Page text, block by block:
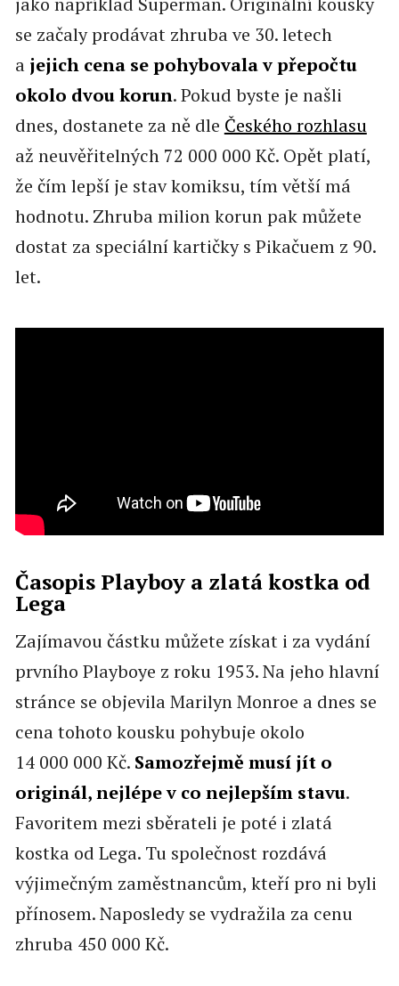
se začaly prodávat zhruba ve 30. letech
a jejich cena se pohybovala v přepočtu
okolo dvou korun. Pokud byste je našli
dnes, dostanete za ně dle Českého rozhlasu
až neuvěřitelných 72 000 000 Kč. Opět platí,
že čím lepší je stav komiksu, tím větší má
hodnotu. Zhruba milion korun pak můžete
dostat za speciální kartičky s Pikačuem z 90.
let.
Časopis Playboy a zlatá kostka od
Lega
Zajímavou částku můžete získat i za vydání
prvního Playboye z roku 1953. Na jeho hlavní
stránce se objevila Marilyn Monroe a dnes se
cena tohoto kousku pohybuje okolo
14 000 000 Kč. Samozřejmě musí jít o
originál, nejlépe v co nejlepším stavu.
Favoritem mezi sběrateli je poté i zlatá
kostka od Lega. Tu společnost rozdává
výjimečným zaměstnancům, kteří pro ni byli
přínosem. Naposledy se vydražila za cenu
zhruba 450 000 Kč.